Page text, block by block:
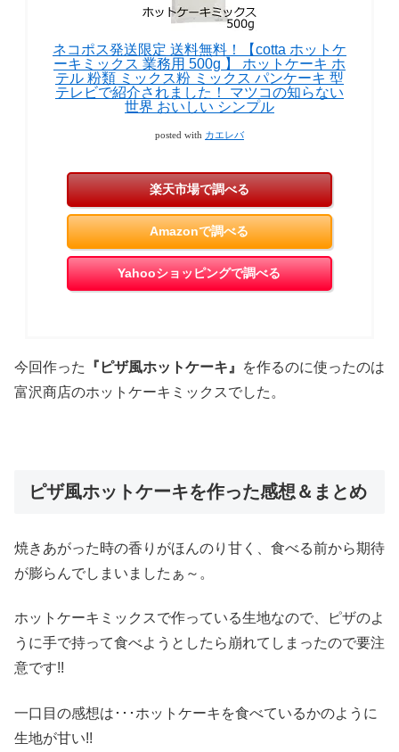
ネコポス発送限定 送料無料！【cotta ホットケ
ーキミックス 業務用 500g 】 ホットケーキ ホ
テル 粉類 ミックス粉 ミックス パンケーキ 型
テレビで紹介されました！ マツコの知らない
世界 おいしい シンプル
posted with カエレバ
楽天市場で調べる
Amazonで調べる
Yahooショッピングで調べる
今回作った 『ピザ風ホットケーキ』
を作るのに使ったのは
富沢商店のホットケーキミックスでした。
ピザ風ホットケーキを作った感想＆まとめ
焼きあがった時の香りがほんのり甘く、食べる前から期待
が膨らんでしまいましたぁ～。
ホットケーキミックスで作っている生地なので、ピザのよ
うに手で持って食べようとしたら崩れてしまったので要注
意です!!
一口目の感想は･･･ホットケーキを食べているかのように
生地が甘い!!